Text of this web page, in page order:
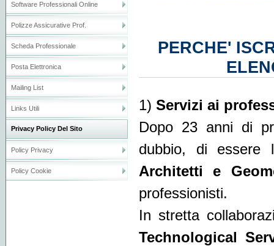
Software Professionali Online
Polizze Assicurative Prof.
Scheda Professionale
Posta Elettronica
Mailing List
Links Utili
Privacy Policy Del Sito
Policy Privacy
Policy Cookie
PERCHE'
1) Servizi ai
Dopo 23 anni di
dubbio, di
Architetti e
professionisti.
In stretta
Technological